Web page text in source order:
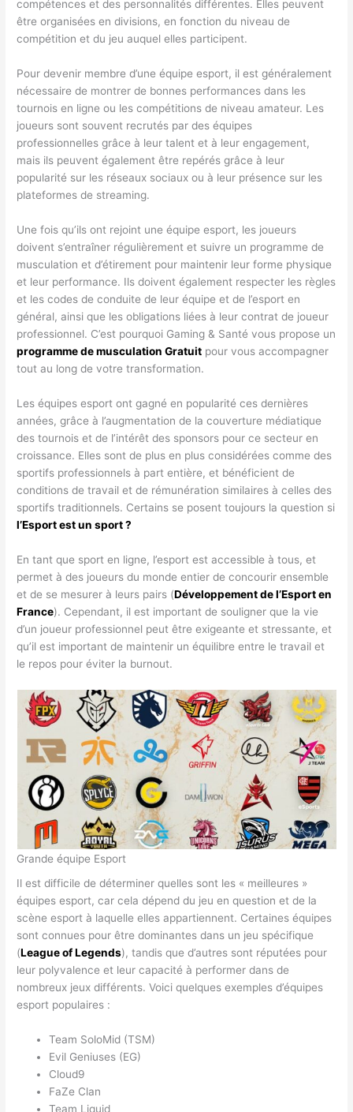
compétences et des personnalités différentes. Elles peuvent
être organisées en divisions, en fonction du niveau de
compétition et du jeu auquel elles participent.
Pour devenir membre d’une équipe esport, il est généralement
nécessaire de montrer de bonnes performances dans les
tournois en ligne ou les compétitions de niveau amateur. Les
joueurs sont souvent recrutés par des équipes
professionnelles grâce à leur talent et à leur engagement,
mais ils peuvent également être repérés grâce à leur
popularité sur les réseaux sociaux ou à leur présence sur les
plateformes de streaming.
Une fois qu’ils ont rejoint une équipe esport, les joueurs
doivent s’entraîner régulièrement et suivre un programme de
musculation et d’étirement pour maintenir leur forme physique
et leur performance. Ils doivent également respecter les règles
et les codes de conduite de leur équipe et de l’esport en
général, ainsi que les obligations liées à leur contrat de joueur
professionnel. C’est pourquoi Gaming & Santé vous propose un
programme de musculation Gratuit pour vous accompagner
tout au long de votre transformation.
Les équipes esport ont gagné en popularité ces dernières
années, grâce à l’augmentation de la couverture médiatique
des tournois et de l’intérêt des sponsors pour ce secteur en
croissance. Elles sont de plus en plus considérées comme des
sportifs professionnels à part entière, et bénéficient de
conditions de travail et de rémunération similaires à celles des
sportifs traditionnels. Certains se posent toujours la question si
l’Esport est un sport ?
En tant que sport en ligne, l’esport est accessible à tous, et
permet à des joueurs du monde entier de concourir ensemble
et de se mesurer à leurs pairs (Développement de l’Esport en
France). Cependant, il est important de souligner que la vie
d’un joueur professionnel peut être exigeante et stressante, et
qu’il est important de maintenir un équilibre entre le travail et
le repos pour éviter la burnout.
Grande équipe Esport
Il est difficile de déterminer quelles sont les « meilleures »
équipes esport, car cela dépend du jeu en question et de la
scène esport à laquelle elles appartiennent. Certaines équipes
sont connues pour être dominantes dans un jeu spécifique
(League of Legends), tandis que d’autres sont réputées pour
leur polyvalence et leur capacité à performer dans de
nombreux jeux différents. Voici quelques exemples d’équipes
esport populaires :
Team SoloMid (TSM)
Evil Geniuses (EG)
Cloud9
FaZe Clan
Team Liquid